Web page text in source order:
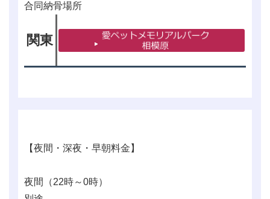
合同納骨場所
関東
【夜間・深夜・早朝料金】
夜間（22時～0時）